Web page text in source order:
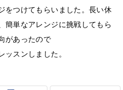
をつけてもらいました。長い休
簡単なアレンジに挑戦してもら
があったので
スンしました。